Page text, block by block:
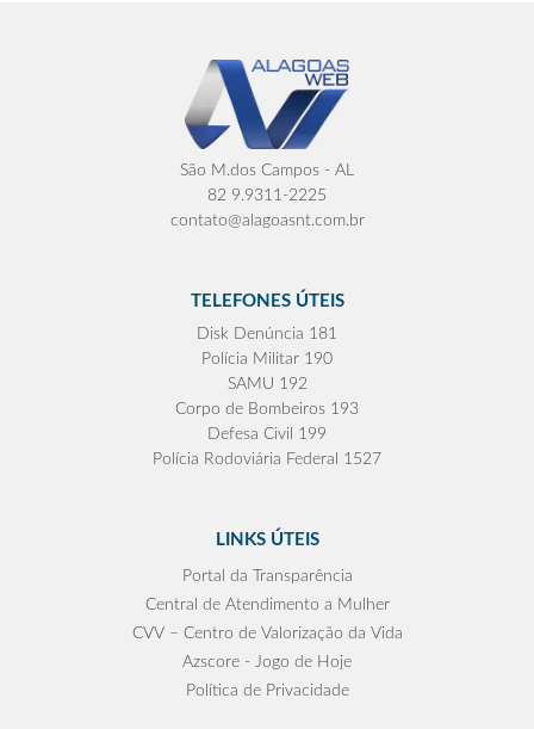
São M.dos Campos - AL
82 9.9311-2225
contato@alagoasnt.com.br
TELEFONES ÚTEIS
Disk Denúncia 181
Polícia Militar 190
SAMU 192
Corpo de Bombeiros 193
Defesa Civil 199
Polícia Rodoviária Federal 1527
LINKS ÚTEIS
Portal da Transparência
Central de Atendimento a Mulher
CVV – Centro de Valorização da Vida
Azscore - Jogo de Hoje
Política de Privacidade